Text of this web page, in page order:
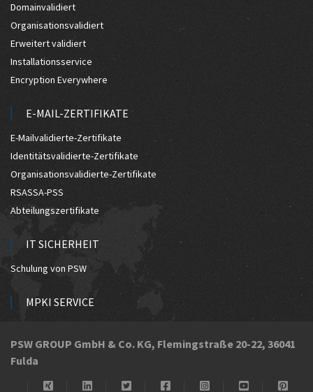
Domainvalidiert
Organisationsvalidiert
Erweitert validiert
Installationsservice
Encryption Everywhere
E-MAIL-ZERTIFIKATE
E-Mailvalidierte-Zertifikate
Identitätsvalidierte-Zertifikate
Organisationsvalidierte-Zertifikate
RSASSA-PSS
Abteilungszertifikate
IT SICHERHEIT
Schulung von PSW
MPKI SERVICE
PSW GROUP GmbH & Co. KG, Flemingstraße 20-22, 36041
Fulda